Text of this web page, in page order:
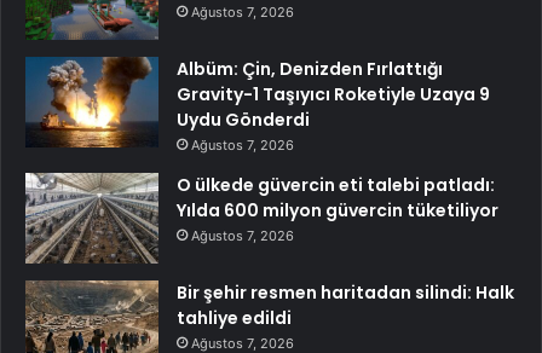
Ağustos 7, 2026
Albüm: Çin, Denizden Fırlattığı
Gravity-1 Taşıyıcı Roketiyle Uzaya 9
Uydu Gönderdi
Ağustos 7, 2026
O ülkede güvercin eti talebi patladı:
Yılda 600 milyon güvercin tüketiliyor
Ağustos 7, 2026
Bir şehir resmen haritadan silindi: Halk
tahliye edildi
Ağustos 7, 2026